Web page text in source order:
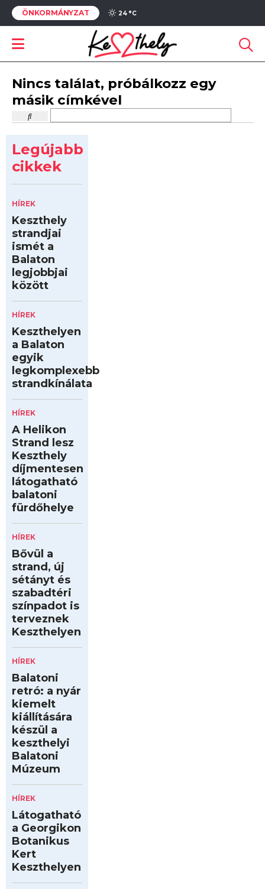
ÖNKORMÁNYZAT 24 °C
Nincs találat, próbálkozz egy
másik címkével
Legújabb
cikkek
HÍREK
Keszthely
strandjai
ismét a
Balaton
legjobbjai
között
HÍREK
Keszthelyen
a Balaton
egyik
legkomplexebb
strandkínálata
HÍREK
A Helikon
Strand lesz
Keszthely
díjmentesen
látogatható
balatoni
fürdőhelye
HÍREK
Bővül a
strand, új
sétányt és
szabadtéri
színpadot is
terveznek
Keszthelyen
HÍREK
Balatoni
retró: a nyár
kiemelt
kiállítására
készül a
keszthelyi
Balatoni
Múzeum
HÍREK
Látogatható
a Georgikon
Botanikus
Kert
Keszthelyen